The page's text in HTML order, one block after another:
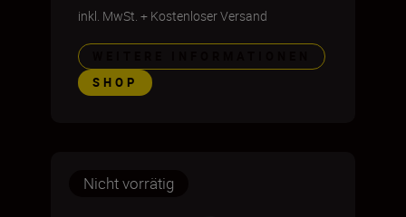
inkl. MwSt. + Kostenloser Versand
SHOP
Nicht vorrätig